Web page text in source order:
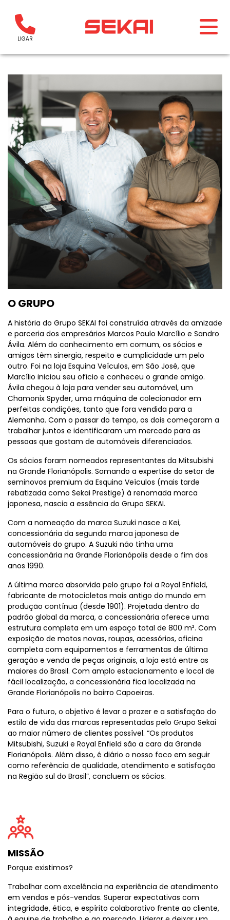
LIGAR
O GRUPO
A história do Grupo SEKAI foi construída através da amizade
e parceria dos empresários Marcos Paulo Marcílio e Sandro
Ávila. Além do conhecimento em comum, os sócios e
amigos têm sinergia, respeito e cumplicidade um pelo
outro. Foi na loja Esquina Veículos, em São José, que
Marcílio iniciou seu ofício e conheceu o grande amigo.
Ávila chegou à loja para vender seu automóvel, um
Chamonix Spyder, uma máquina de colecionador em
perfeitas condições, tanto que fora vendida para a
Alemanha. Com o passar do tempo, os dois começaram a
trabalhar juntos e identificaram um mercado para as
pessoas que gostam de automóveis diferenciados.
Os sócios foram nomeados representantes da Mitsubishi
na Grande Florianópolis. Somando a expertise do setor de
seminovos premium da Esquina Veículos (mais tarde
rebatizada como Sekai Prestige) à renomada marca
japonesa, nascia a essência do Grupo SEKAI.
Com a nomeação da marca Suzuki nasce a Kei,
concessionária da segunda marca japonesa de
automóveis do grupo. A Suzuki não tinha uma
concessionária na Grande Florianópolis desde o fim dos
anos 1990.
A última marca absorvida pelo grupo foi a Royal Enfield,
fabricante de motocicletas mais antigo do mundo em
produção contínua (desde 1901). Projetada dentro do
padrão global da marca, a concessionária oferece uma
estrutura completa em um espaço total de 800 m². Com
exposição de motos novas, roupas, acessórios, oficina
completa com equipamentos e ferramentas de última
geração e venda de peças originais, a loja está entre as
maiores do Brasil. Com amplo estacionamento e local de
fácil localização, a concessionária fica localizada na
Grande Florianópolis no bairro Capoeiras.
Para o futuro, o objetivo é levar o prazer e a satisfação do
estilo de vida das marcas representadas pelo Grupo Sekai
ao maior número de clientes possível. “Os produtos
Mitsubishi, Suzuki e Royal Enfield são a cara da Grande
Florianópolis. Além disso, é diário o nosso foco em seguir
como referência de qualidade, atendimento e satisfação
na Região sul do Brasil”, concluem os sócios.
MISSÃO
Porque existimos?
Trabalhar com excelência na experiência de atendimento
em vendas e pós-vendas. Superar expectativas com
integridade, ética, e espírito colaborativo frente ao cliente,